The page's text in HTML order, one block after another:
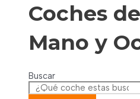
Coches
Mano y
Buscar